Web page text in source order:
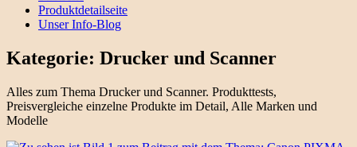
Produktdetailseite
Unser Info-Blog
Kategorie: Drucker und Scanner
Alles zum Thema Drucker und Scanner. Produkttests,
Preisvergleiche einzelne Produkte im Detail, Alle Marken und
Modelle